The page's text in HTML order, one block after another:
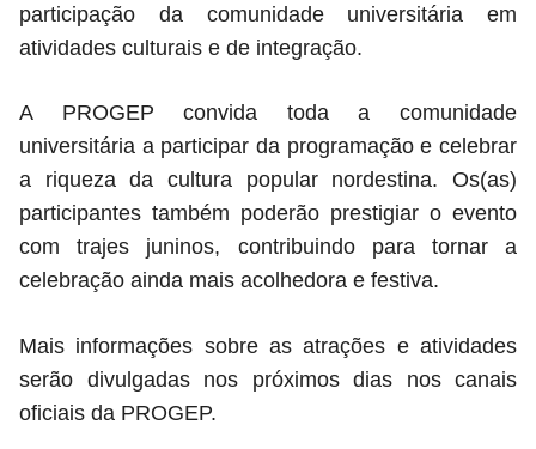
participação da comunidade universitária em
atividades culturais e de integração.
A PROGEP convida toda a comunidade
universitária a participar da programação e celebrar
a riqueza da cultura popular nordestina. Os(as)
participantes também poderão prestigiar o evento
com trajes juninos, contribuindo para tornar a
celebração ainda mais acolhedora e festiva.
Mais informações sobre as atrações e atividades
serão divulgadas nos próximos dias nos canais
oficiais da PROGEP.